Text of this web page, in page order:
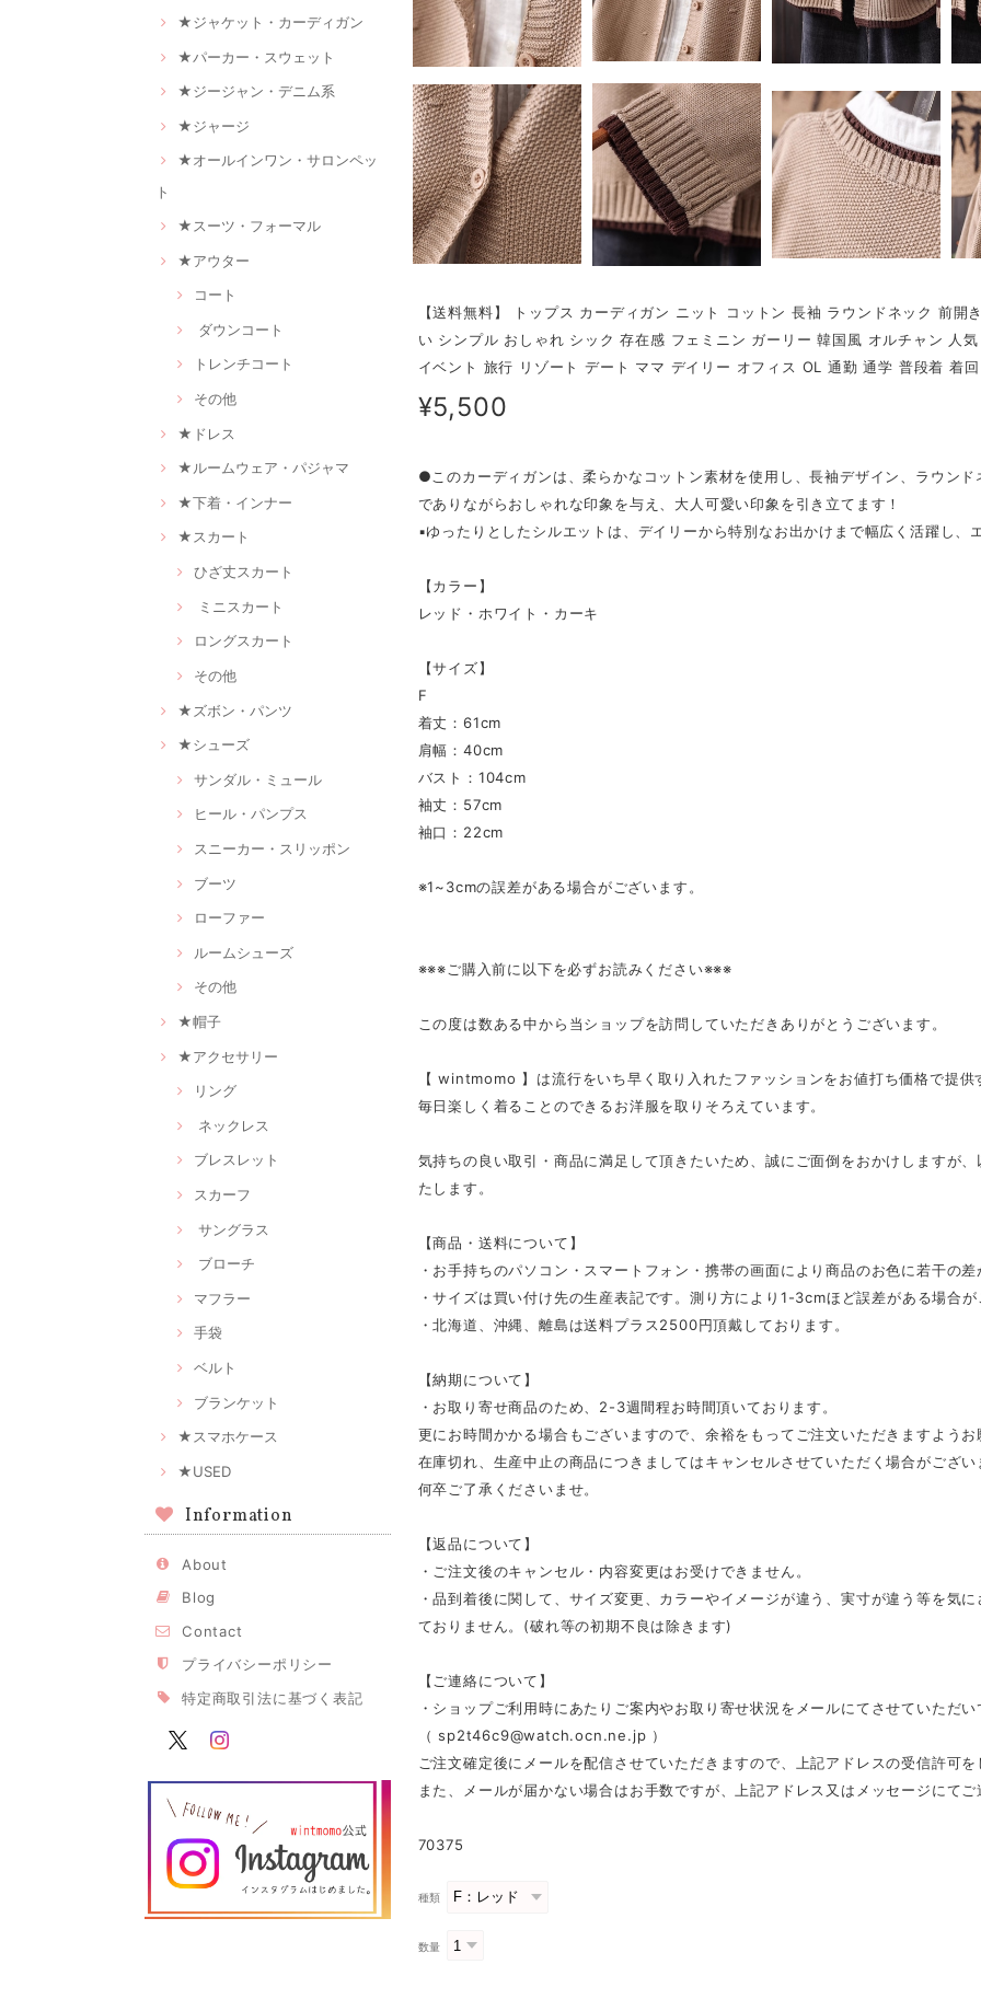
★ジャケット・カーディガン
★パーカー・スウェット
★ジージャン・デニム系
★ジャージ
★オールインワン・サロンペッ
ト
★スーツ・フォーマル
★アウター
コート
ダウンコート
トレンチコート
その他
★ドレス
★ルームウェア・パジャマ
★下着・インナー
★スカート
ひざ丈スカート
ミニスカート
ロングスカート
その他
★ズボン・パンツ
★シューズ
サンダル・ミュール
ヒール・パンプス
スニーカー・スリッポン
ブーツ
ローファー
ルームシューズ
その他
★帽子
★アクセサリー
リング
ネックレス
ブレスレット
スカーフ
サングラス
ブローチ
マフラー
手袋
ベルト
ブランケット
★スマホケース
★USED
Information
About
Blog
Contact
プライバシーポリシー
特定商取引法に基づく表記
【送料無料】 トップス カーディガン ニット コットン 長袖 ラウンドネック 前
い シンプル おしゃれ シック 存在感 フェミニン ガーリー 韓国風 オルチャン 人
イベント 旅行 リゾート デート ママ デイリー オフィス OL 通勤 通学 普段着 着
¥5,500
●このカーディガンは、柔らかなコットン素材を使用し、長袖デザイン、ラウン
でありながらおしゃれな印象を与え、大人可愛い印象を引き立てます！
▪ゆったりとしたシルエットは、デイリーから特別なお出かけまで幅広く活躍し、
【カラー】
レッド・ホワイト・カーキ
【サイズ】
F
着丈：61cm
肩幅：40cm
バスト：104cm
袖丈：57cm
袖口：22cm
※1~3cmの誤差がある場合がございます。
※※※ご購入前に以下を必ずお読みください※※※
この度は数ある中から当ショップを訪問していただきありがとうございます。
【 wintmomo 】は流行をいち早く取り入れたファッションをお値打ち価格で提供
毎日楽しく着ることのできるお洋服を取りそろえています。
気持ちの良い取引・商品に満足して頂きたいため、誠にご面倒をおかけしますが
たします。
【商品・送料について】
・お手持ちのパソコン・スマートフォン・携帯の画面により商品のお色に若干の差
・サイズは買い付け先の生産表記です。測り方により1-3cmほど誤差がある場合が
・北海道、沖縄、離島は送料プラス2500円頂戴しております。
【納期について】
・お取り寄せ商品のため、2-3週間程お時間頂いております。
更にお時間かかる場合もございますので、余裕をもってご注文いただきますようお
在庫切れ、生産中止の商品につきましてはキャンセルさせていただく場合がござい
何卒ご了承くださいませ。
【返品について】
・ご注文後のキャンセル・内容変更はお受けできません。
・品到着後に関して、サイズ変更、カラーやイメージが違う、実寸が違う等を気
ておりません。(破れ等の初期不良は除きます)
【ご連絡について】
・ショップご利用時にあたりご案内やお取り寄せ状況をメールにてさせていただい
（sp2t46c9@watch.ocn.ne.jp ）
ご注文確定後にメールを配信させていただきますので、上記アドレスの受信許可を
また、メールが届かない場合はお手数ですが、上記アドレス又はメッセージにてご
70375
種類
数量